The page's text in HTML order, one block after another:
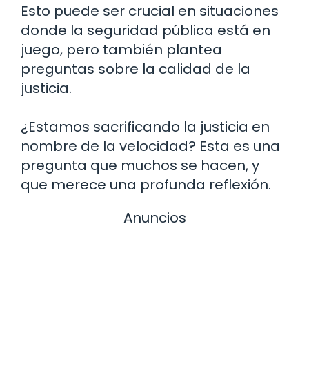
Esto puede ser crucial en situaciones
donde la seguridad pública está en
juego, pero también plantea
preguntas sobre la calidad de la
justicia.
¿Estamos sacrificando la justicia en
nombre de la velocidad? Esta es una
pregunta que muchos se hacen, y
que merece una profunda reflexión.
Anuncios